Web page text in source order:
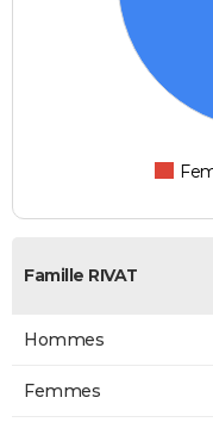
Famille RIVAT
Hommes
Femmes